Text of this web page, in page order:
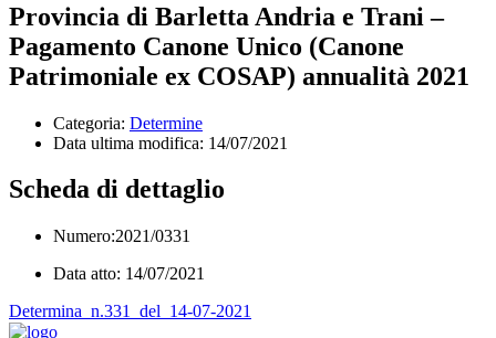
Provincia di Barletta Andria e Trani –
Pagamento Canone Unico (Canone
Patrimoniale ex COSAP) annualità 2021
Categoria: Determine
Data ultima modifica: 14/07/2021
Scheda di dettaglio
Numero:2021/0331
Data atto: 14/07/2021
Determina_n.331_del_14-07-2021